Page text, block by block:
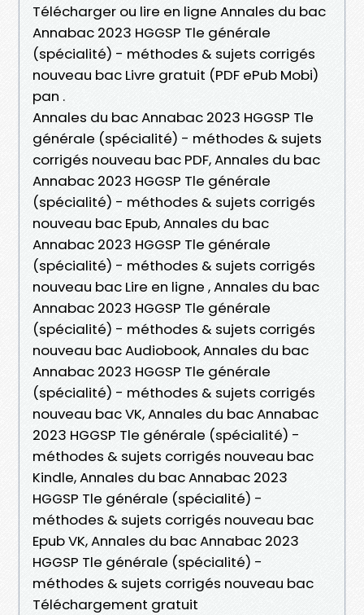
Télécharger ou lire en ligne Annales du bac
Annabac 2023 HGGSP Tle générale
(spécialité) - méthodes & sujets corrigés
nouveau bac Livre gratuit (PDF ePub Mobi)
pan .
Annales du bac Annabac 2023 HGGSP Tle
générale (spécialité) - méthodes & sujets
corrigés nouveau bac PDF, Annales du bac
Annabac 2023 HGGSP Tle générale
(spécialité) - méthodes & sujets corrigés
nouveau bac Epub, Annales du bac
Annabac 2023 HGGSP Tle générale
(spécialité) - méthodes & sujets corrigés
nouveau bac Lire en ligne , Annales du bac
Annabac 2023 HGGSP Tle générale
(spécialité) - méthodes & sujets corrigés
nouveau bac Audiobook, Annales du bac
Annabac 2023 HGGSP Tle générale
(spécialité) - méthodes & sujets corrigés
nouveau bac VK, Annales du bac Annabac
2023 HGGSP Tle générale (spécialité) -
méthodes & sujets corrigés nouveau bac
Kindle, Annales du bac Annabac 2023
HGGSP Tle générale (spécialité) -
méthodes & sujets corrigés nouveau bac
Epub VK, Annales du bac Annabac 2023
HGGSP Tle générale (spécialité) -
méthodes & sujets corrigés nouveau bac
Téléchargement gratuit